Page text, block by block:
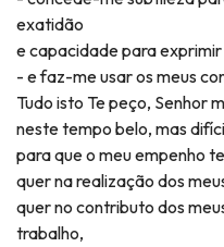
exatidão
e capacidade para
- e faz-me usar os meus
Tudo isto Te peço, Senhor
neste tempo belo, mas
para que o meu empenho
quer na realização dos
quer no contributo dos
trabalho,